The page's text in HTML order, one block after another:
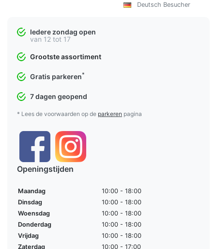
Deutsch Besucher
Iedere zondag open
van 12 tot 17
Grootste assortiment
Gratis parkeren*
7 dagen geopend
* Lees de voorwaarden op de parkeren pagina
Openingstijden
Maandag
10:00 - 18:00
Dinsdag
10:00 - 18:00
Woensdag
10:00 - 18:00
Donderdag
10:00 - 18:00
Vrijdag
10:00 - 18:00
Zaterdag
10:00 - 17:00